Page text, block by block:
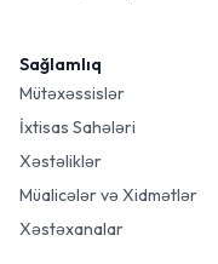
Sağlamlıq
Mütəxəssislər
İxtisas Sahələri
Xəstəliklər
Müalicələr və Xidmətlər
Xəstəxanalar